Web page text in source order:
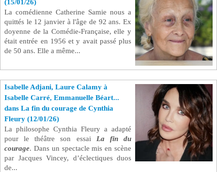
(15/01/26)
La comédienne Catherine Samie nous a
quittés le 12 janvier à l'âge de 92 ans. Ex
doyenne de la Comédie-Française, elle y
était entrée en 1956 et y avait passé plus
de 50 ans. Elle a même...
Isabelle Adjani, Laure Calamy à
Isabelle Carré, Emmanuelle Béart...
dans La fin du courage de Cynthia
Fleury (12/01/26)
La philosophe Cynthia Fleury a adapté
pour le théâtre son essai La fin du
courage. Dans un spectacle mis en scène
par Jacques Vincey, d’éclectiques duos
de...